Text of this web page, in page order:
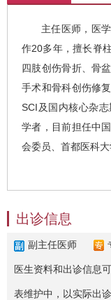
主任医师，医
作20多年，擅长脊
四肢创伤骨折、骨
手术和骨科创伤修
SCI及国内核心杂
学者，目前担任中
会委员、首都医科大
出诊信息
副主任医师
医生资料和出诊信息
表维护中，以实际出诊